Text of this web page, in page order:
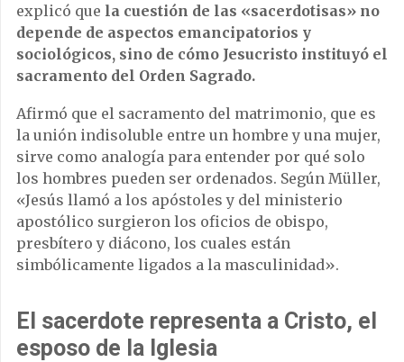
explicó que la cuestión de las «sacerdotisas» no
depende de aspectos emancipatorios y
sociológicos, sino de cómo Jesucristo instituyó el
sacramento del Orden Sagrado.
Afirmó que el sacramento del matrimonio, que es
la unión indisoluble entre un hombre y una mujer,
sirve como analogía para entender por qué solo
los hombres pueden ser ordenados. Según Müller,
«Jesús llamó a los apóstoles y del ministerio
apostólico surgieron los oficios de obispo,
presbítero y diácono, los cuales están
simbólicamente ligados a la masculinidad».
El sacerdote representa a Cristo, el
esposo de la Iglesia